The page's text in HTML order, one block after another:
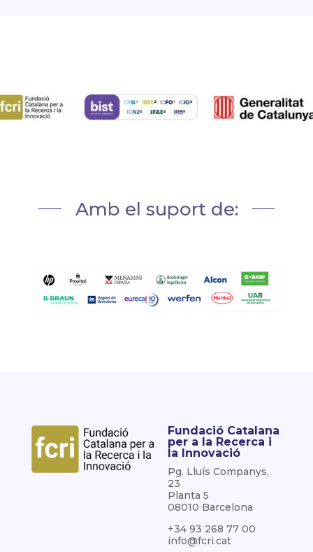
Amb el suport de:
Fundació Catalana
per a la Recerca i
la Innovació
Pg. Lluís Companys,
23
Planta 5
08010 Barcelona
+34 93 268 77 00
info@fcri.cat